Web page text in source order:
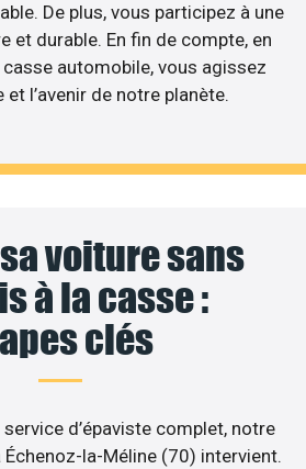
De plus, vous participez à une
et durable. En fin de compte, en
automobile, vous agissez
et l’avenir de notre planète.
voiture sans
à la casse :
clés
d’épaviste complet, notre
la-Méline (70) intervient.